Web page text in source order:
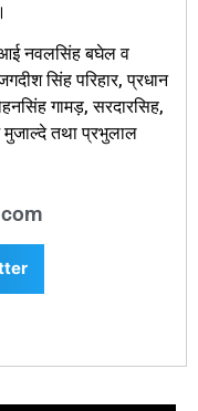
नवलसिंह बघेल व
सिंह परिहार, प्रधान
गामड़, सरदारसिह,
मुजाल्दे तथा प्रभुलाल